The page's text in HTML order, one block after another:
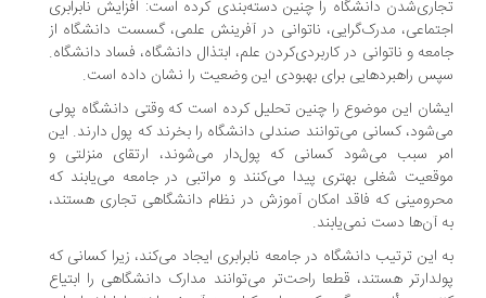
دانشگاه را چنین دسته‌بندی کرده است: افزایش نابرابری
مدرک‌گرایی، ناتوانی در آفرینش علمی، گسست دانشگاه از
و ناتوانی در کاربردی‌کردن علم، ابتذال دانشگاه، فساد دانشگاه.
راهبردهایی برای بهبودی این وضعیت را نشان داده است.
این موضوع را چنین تحلیل کرده است که وقتی دانشگاه پولی
کسانی می‌توانند صندلی دانشگاه را بخرند که پول دارند. این
سبب می‌شود کسانی که پول‌دار می‌شوند، ارتقای منزلتی و
شغلی بهتری پیدا می‌کنند و مراتبی در جامعه می‌یابند که
که فاقد امکان آموزش در نظام دانشگاهی تجاری هستند،
آن‌ها دست نمی‌یابند.
این ترتیب دانشگاه در جامعه نابرابری ایجاد می‌کند، زیرا کسانی که
هستند، قطعا راحت‌تر می‌توانند مدارک دانشگاهی را ابتیاع